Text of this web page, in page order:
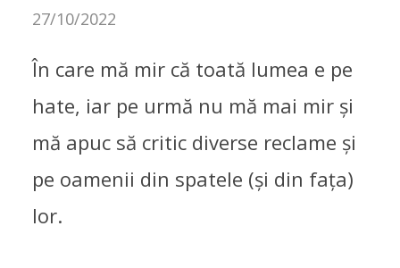
27/10/2022
În care mă mir că toată lumea e pe
hate, iar pe urmă nu mă mai mir și
mă apuc să critic diverse reclame și
pe oamenii din spatele (și din fața)
lor.